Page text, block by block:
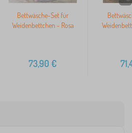
Bettwäsche-Set für
Weidenbettchen - Rosa
73,90 €